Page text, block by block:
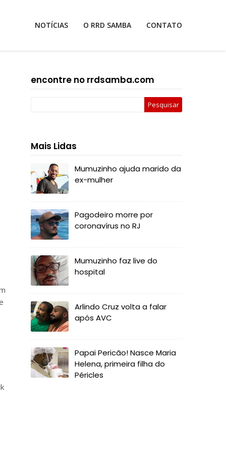
NOTÍCIAS O RRD SAMBA CONTATO
encontre no rrdsamba.com
Mais Lidas
Mumuzinho ajuda marido da
ex-mulher
Pagodeiro morre por
coronavírus no RJ
Mumuzinho faz live do
hospital
Arlindo Cruz volta a falar
após AVC
Papai Pericão! Nasce Maria
Helena, primeira filha do
Péricles